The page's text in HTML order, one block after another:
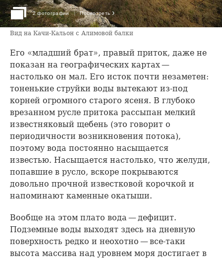
2 фотографии Посмотреть ›
Вид на Качи-Кальон с Алимовой балки
Его «младший брат», правый приток, даже не
показан на географических картах —
настолько он мал. Его исток почти незаметен:
тоненькие струйки воды вытекают из-под
корней огромного старого ясеня. В глубоко
врезанном русле притока рассыпан мелкий
известняковый щебень (это говорит о
периодичности возникновения потока),
поэтому вода постоянно насыщается
известью. Насыщается настолько, что желуди,
попавшие в русло, вскоре покрываются
довольно прочной известковой корочкой и
напоминают каменные окатыши.
Вообще на этом плато вода — дефицит.
Подземные воды выходят здесь на дневную
поверхность редко и неохотно — все-таки
высота массива над уровнем моря достигает в